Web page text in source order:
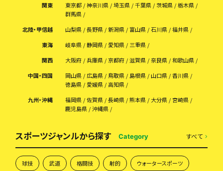
関東
東京都 神奈川県 埼玉県 千葉県 茨城県
栃木県
群馬県
北陸・甲信越
山梨県 長野県 新潟県 富山県 石川県
福井県
東海
岐阜県 静岡県 愛知県
三重県
関西
大阪府 兵庫県 京都府 滋賀県 奈良県
和歌山県
中国・四国
岡山県 広島県 鳥取県 島根県 山口県
香川県
徳島県
愛媛県
高知県
九州・沖縄
福岡県 佐賀県 長崎県 熊本県 大分県
宮崎県
鹿児島県
沖縄県
スポーツジャンルから探す Category すべて
球技 武道 格闘技 射的 ウォータースポーツ